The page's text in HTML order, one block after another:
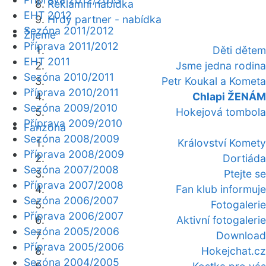
Reklamní nabídka
Hrdý partner - nabídka
Žijeme
Děti dětem
Jsme jedna rodina
Petr Koukal a Kometa
Chlapi ŽENÁM
Hokejová tombola
Fanzóna
Království Komety
Dortiáda
Ptejte se
Fan klub informuje
Fotogalerie
Aktivní fotogalerie
Download
Hokejchat.cz
EHT 2012
Sezóna 2011/2012
Příprava 2011/2012
EHT 2011
Sezóna 2010/2011
Příprava 2010/2011
Sezóna 2009/2010
Příprava 2009/2010
Sezóna 2008/2009
Příprava 2008/2009
Sezóna 2007/2008
Příprava 2007/2008
Sezóna 2006/2007
Příprava 2006/2007
Sezóna 2005/2006
Příprava 2005/2006
Sezóna 2004/2005